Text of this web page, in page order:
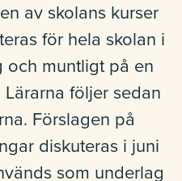
av skolans kurser
för hela skolan i
och muntligt på en
följer sedan
Förslagen på
diskuteras i juni
som underlag